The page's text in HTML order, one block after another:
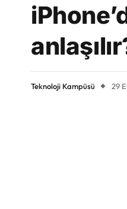
Teknoloji Kampüsü 29